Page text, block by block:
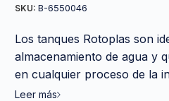
SKU: B-6550046
Los tanques Rotoplas son
almacenamiento de agua y
en cualquier proceso de la
Leer más